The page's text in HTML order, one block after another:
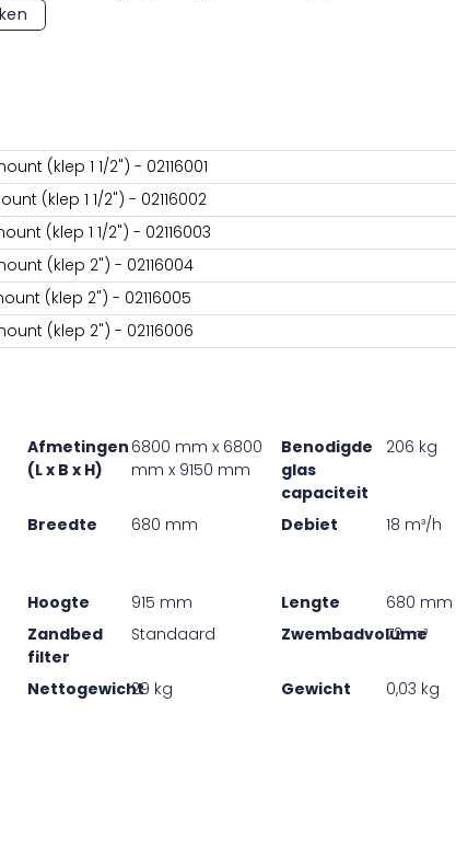
(klep 1 1/2") - 02116001
(klep 1 1/2") - 02116002
(klep 1 1/2") - 02116003
(klep 2") - 02116004
(klep 2") - 02116005
(klep 2") - 02116006
Afmetingen
(L x B x H)
6800 mm x 6800
mm x 9150 mm
Benodigde
glas
capaciteit
206 kg
Breedte 680 mm Debiet 18 m³/h
Hoogte 915 mm Lengte
680 mm
Zandbed
filter
Standaard Zwembadvolume
72 m³
Nettogewicht29 kg Gewicht 0,03 kg